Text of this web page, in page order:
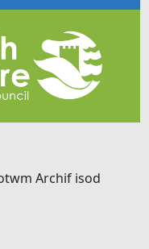
Archif isod